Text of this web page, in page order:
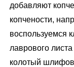
добавляют
копчености,
воспользуемся
лаврового
колотый